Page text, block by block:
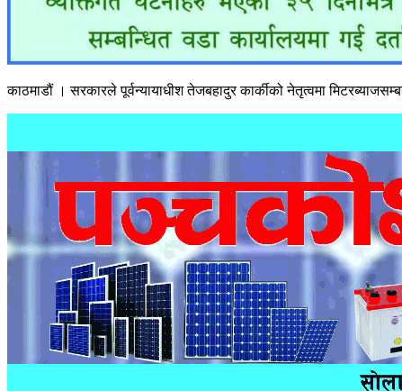
काठमाडौं । सरकारले पूर्वन्यायाधीश तेजबहादुर कार्कीको नेतृत्वमा